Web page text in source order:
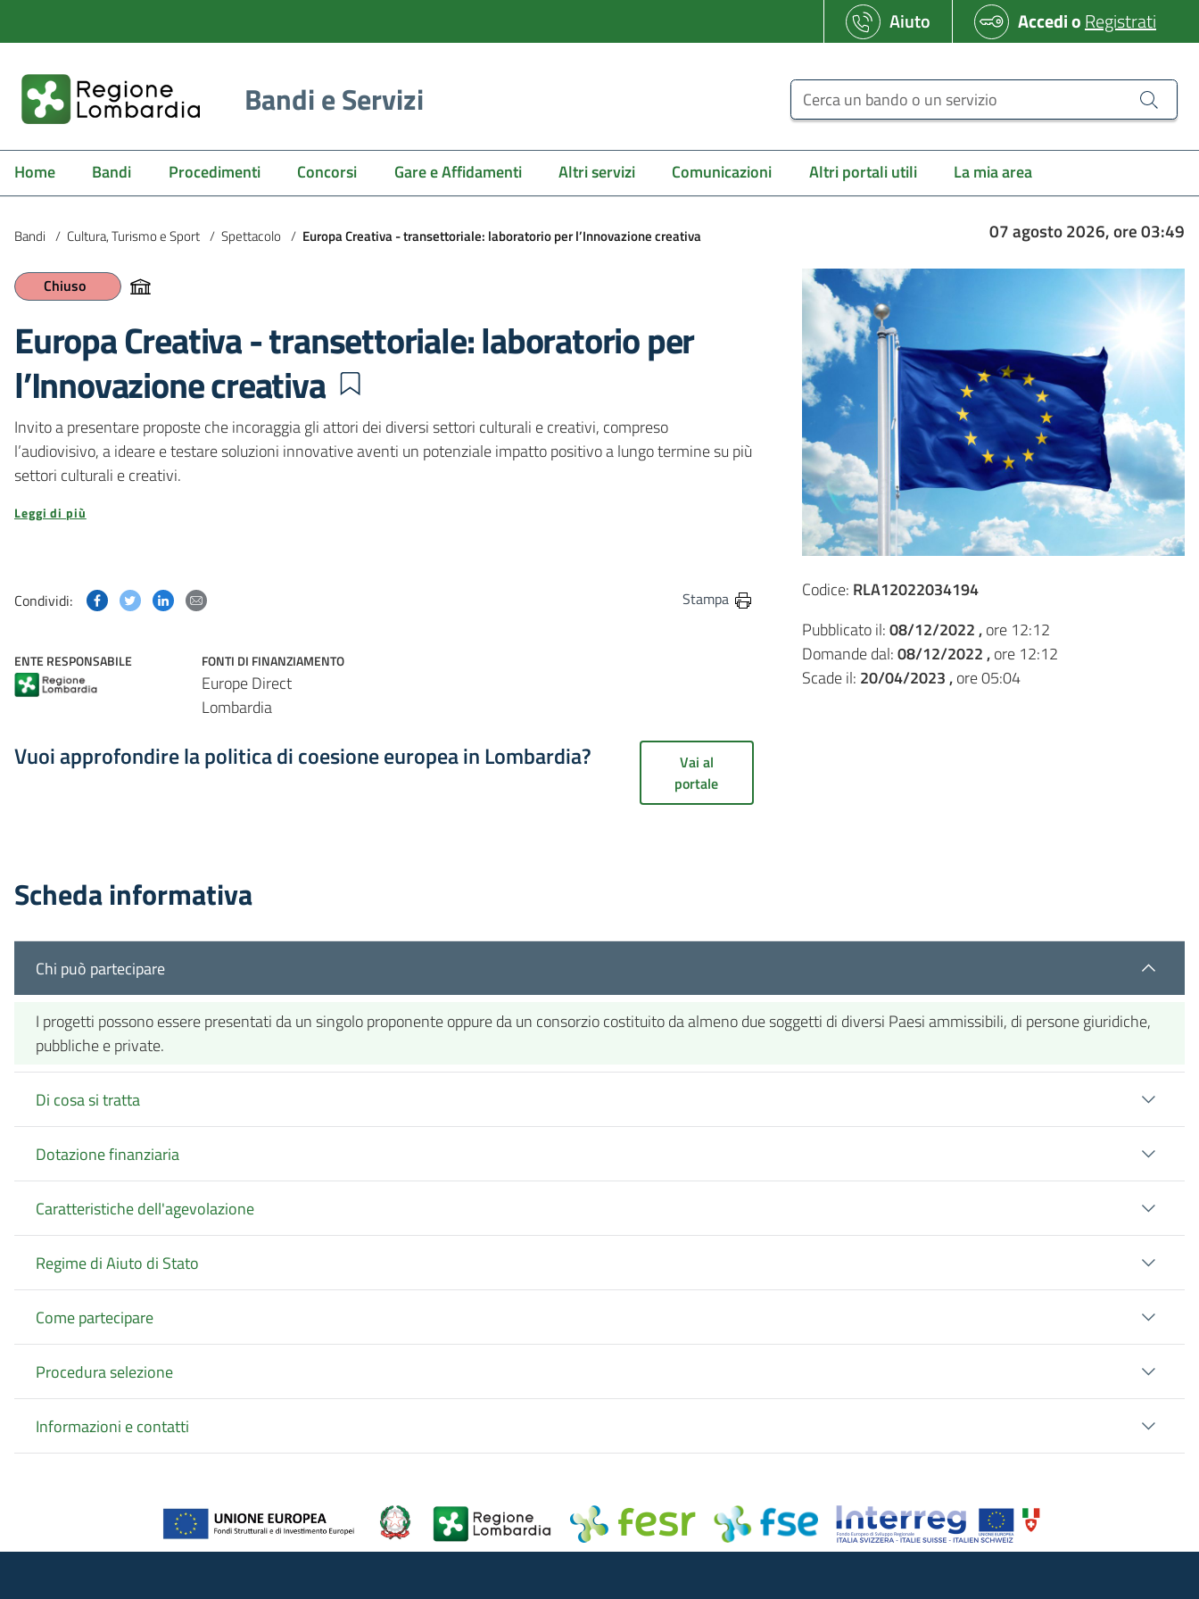
Aiuto AccedioRegistrati
Bandi e Servizi Cerca un bando o un servizio
Home Bandi Procedimenti Concorsi Gare e Affidamenti Altri servizi Comunicazioni Altri portali utili La mia area
Bandi / Cultura, Turismo e Sport / Spettacolo / Europa Creativa - transettoriale: laboratorio per l’Innovazione creativa 07 agosto 2026, ore 03:49
Chiuso
Europa Creativa - transettoriale: laboratorio per
l’Innovazione creativa
Invito a presentare proposte che incoraggia gli attori dei diversi settori culturali e creativi, compreso
l’audiovisivo, a ideare e testare soluzioni innovative aventi un potenziale impatto positivo a lungo termine su più
settori culturali e creativi.
Leggi di più
Condividi: Condividi questa pagina su Facebook
Condividi questa pagina su Twitter
Condividi questa pagina su Linkedin Stampa
ENTE RESPONSABILE FONTI DI FINANZIAMENTO
Europe Direct
Lombardia
Vuoi approfondire la politica di coesione europea in Lombardia?
Vai al
portale
Codice: RLA12022034194
Pubblicato il:08/12/2022 ,ore 12:12
Domande dal:08/12/2022 ,ore 12:12
Scade il: 20/04/2023 ,ore 05:04
Scheda informativa
Chi può partecipare
I progetti possono essere presentati da un singolo proponente oppure da un consorzio costituito da almeno due soggetti di diversi Paesi ammissibili, di persone giuridiche,
pubbliche e private.
Di cosa si tratta
Dotazione finanziaria
Caratteristiche dell'agevolazione
Regime di Aiuto di Stato
Come partecipare
Procedura selezione
Informazioni e contatti